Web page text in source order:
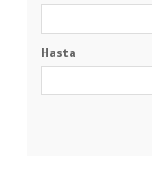
Hasta